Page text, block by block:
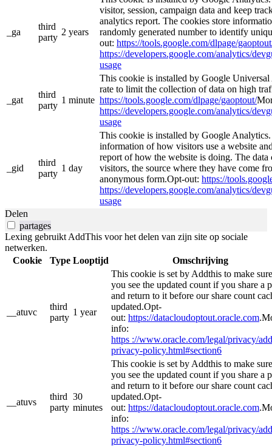
_ga
third
party
2 years
visitor, session, campaign data and keep
analytics report. The cookies store
randomly generated number to identify
out: https://tools.google.com/dlpage/
https://developers.google.com/analytics/
usage
_gat
third
party
1 minute
This cookie is installed by Google
rate to limit the collection of data on high
https://tools.google.com/dlpage/gaoptout/
https://developers.google.com/analytics/
usage
_gid
third
party
1 day
This cookie is installed by Google
information of how visitors use a website
report of how the website is doing. The
visitors, the source where they have come
anonymous form.Opt-out: https://
https://developers.google.com/analytics/
usage
Delen
partages
Lexing gebruikt AddThis voor het delen van zijn site op sociale
netwerken.
Cookie
Type Looptijd Omschrijving
__atuvc
third
party
1 year
This cookie is set by Addthis to make sure
you see the updated count if you share a
and return to it before our share count
updated.Opt-
out: https://datacloudoptout.oracle.com
info:
https ://www.oracle.com/legal/privacy/
privacy-policy.html#section6
__atuvs
third
party
30
minutes
This cookie is set by Addthis to make sure
you see the updated count if you share a
and return to it before our share count
updated.Opt-
out: https://datacloudoptout.oracle.com
info:
https ://www.oracle.com/legal/privacy/
privacy-policy.html#section6